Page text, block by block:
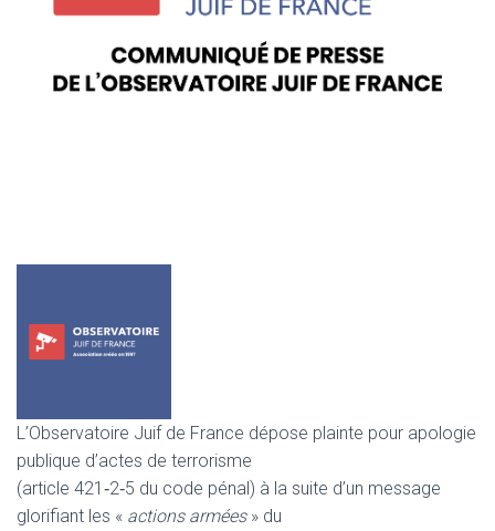
L’Observatoire Juif de France dépose plainte pour apologie
publique d’actes de terrorisme
(article 421‑2‑5 du code pénal) à la suite d’un message
glorifiant les « actions armées » du